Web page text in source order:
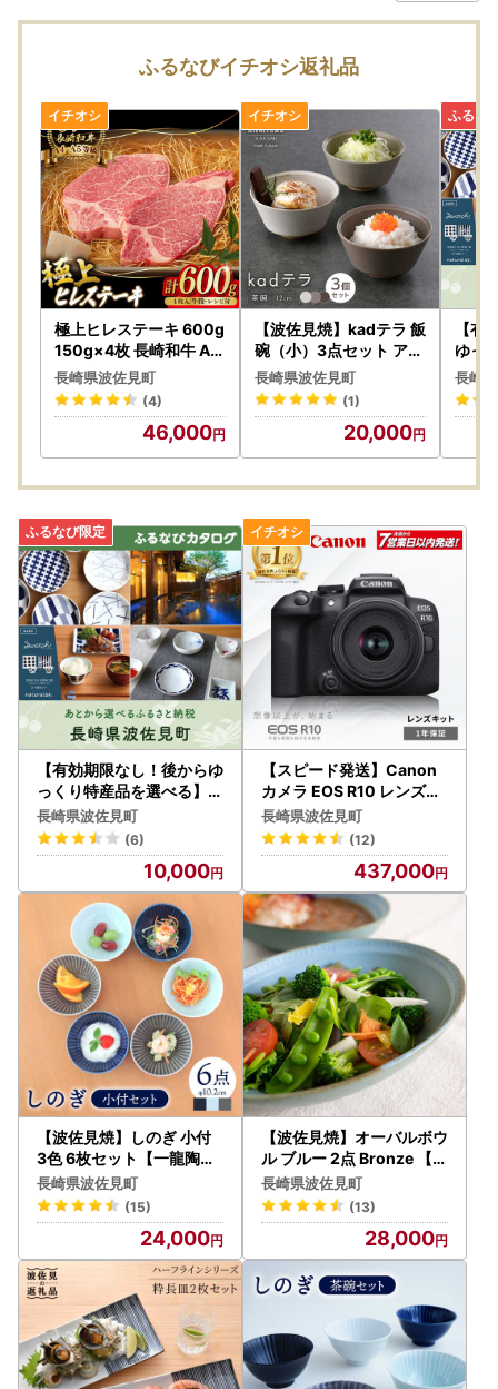
【波佐見焼の個体差・破損・欠陥について】
お届けする返礼品には個体差が生じる場合があります。
下部記載の「個体差について」、「破損・欠陥について」を
必ずご一読のうえ、お申し込みください。
・個体差について
・破損・欠陥について
【資料請求の方はこちら】
波佐見町ふるさと納税カタログ『Like』をご希望の方は、下
記フォームよりご入力ください。
https://r302.net/?id=hasami_catalog_furunavi
【ふるさと納税の対象となる地方団体の指定について】
波佐見町は、令和7年9月26日付で総務大臣から「ふるさと
納税」対象団体としての指定を受けました。昨年度に引き続
き、皆さまからお寄せいただくご寄附は、所得税・個人住民
税の控除対象となります。これからも町づくりに力を注いで
まいりますので、応援をよろしくお願いいたします。
■お問合わせ先■
波佐見町ふるさと納税サポート室
TEL：050-8885-0485・MAIL：hasami@steamship.co.jp
受付時間：9:30～17:30
(土曜日・日曜日・祝日及び12月29日～1月3日を除く)
ふるなびイチオシ返礼品
極上ヒレステーキ 600g
150g×4枚 長崎和牛 A4
?A5【野中精肉店】[VF
37] ヒレステーキヒレス
テーキヒレステーキ
長崎県波佐見町
(4)
46,000
【波佐見焼】kadテラ 飯
碗（小）3点セット アイ
ボリー・サンド・モカ【
NISHIYAMAJAPAN】[
CB136]
長崎県波佐見町
(1)
20,000
【有
ゆっ
】長
グポ
長崎
【有効期限なし！後からゆ
っくり特産品を選べる】長
崎県波佐見町カタログポイ
ント
長崎県波佐見町
(6)
10,000
【スピード発送】Canon
カメラ EOS R10 レンズキ
ット[MA16] ミラーレスカ
メラ
長崎県波佐見町
(12)
437,000
【波佐見焼】しのぎ 小付
3色 6枚セット【一龍陶苑
】 [CC38] 波佐見焼 食器
小鉢 皿
長崎県波佐見町
(15)
24,000
【波佐見焼】オーバルボウ
ル ブルー 2点 Bronze 【藍
染窯】 ペア カレー皿 パス
タ皿 深皿 ブロンズ [JC25
]
長崎県波佐見町
(13)
28,000